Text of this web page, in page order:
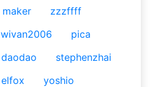
maker
zzzffff
wivan2006
pica
daodao
stephenzhai
elfox
yoshio